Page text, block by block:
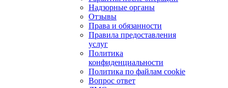
Надзорные органы
Отзывы
Права и обязанности
Правила предоставления
услуг
Политика
конфиденциальности
Политика по файлам cookie
Вопрос ответ